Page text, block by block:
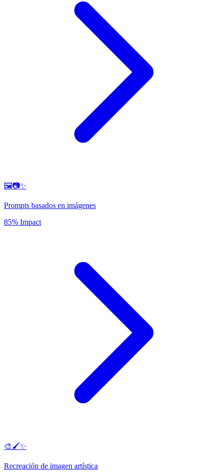
🖼️📷✨
Prompts basados en imágenes
85% Impact
🎨🖌️✨
Recreación de imagen artística